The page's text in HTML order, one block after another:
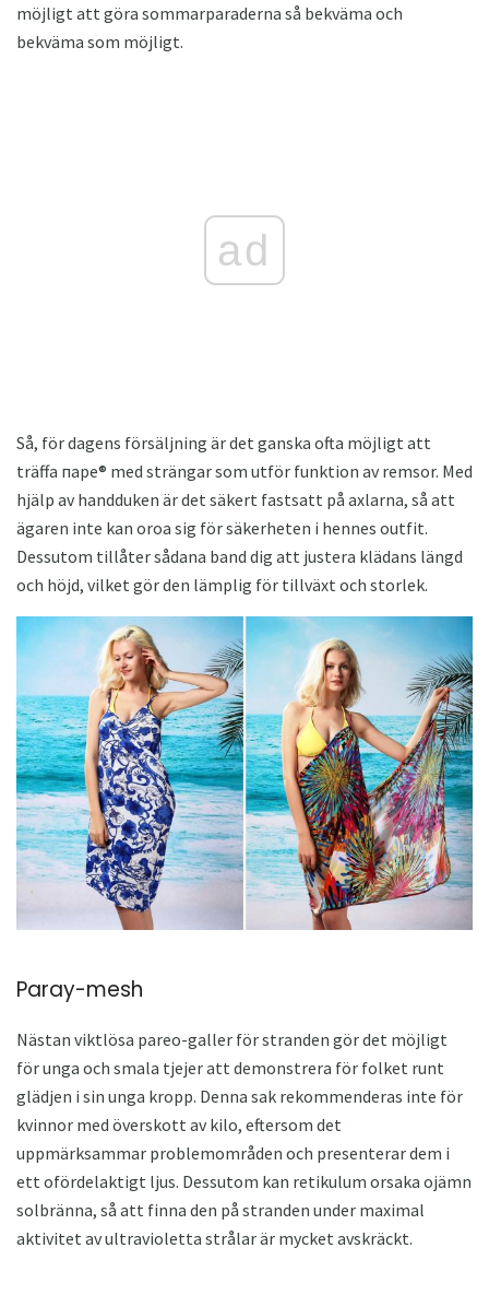
möjligt att göra sommarparaderna så bekväma och
bekväma som möjligt.
ad
Så, för dagens försäljning är det ganska ofta möjligt att
träffa паре® med strängar som utför funktion av remsor. Med
hjälp av handduken är det säkert fastsatt på axlarna, så att
ägaren inte kan oroa sig för säkerheten i hennes outfit.
Dessutom tillåter sådana band dig att justera klädans längd
och höjd, vilket gör den lämplig för tillväxt och storlek.
Paray-mesh
Nästan viktlösa pareo-galler för stranden gör det möjligt
för unga och smala tjejer att demonstrera för folket runt
glädjen i sin unga kropp. Denna sak rekommenderas inte för
kvinnor med överskott av kilo, eftersom det
uppmärksammar problemområden och presenterar dem i
ett ofördelaktigt ljus. Dessutom kan retikulum orsaka ojämn
solbränna, så att finna den på stranden under maximal
aktivitet av ultravioletta strålar är mycket avskräckt.